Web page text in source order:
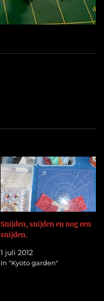
Snijden, snijden en nog een
snijden.
1 juli 2012
In "Kyoto garden"